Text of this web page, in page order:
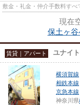
敷金・礼金・仲介手数料すべ
現在
保土ヶ
賃貸｜アパート ユナイ
横須賀線
相鉄本線
京急本線
神奈川県